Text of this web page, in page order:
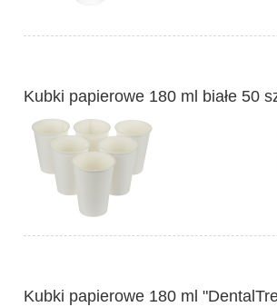
Kubki papierowe 180 ml białe 50
Kubki papierowe 180 ml